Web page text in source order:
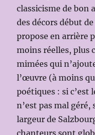
classicisme de bon
des décors début
propose en arrière
moins réelles, plus
mimées qui
l’œuvre (à moins
poétiques : si c’est
n’est pas mal géré,
largeur de
chanteurs sont